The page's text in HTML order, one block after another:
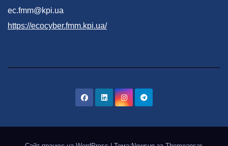
ec.fmm@kpi.ua
https://ecocyber.fmm.kpi.ua/